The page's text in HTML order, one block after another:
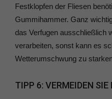
Festklopfen der Fliesen
Gummihammer. Ganz
das Verfugen ausschließlich
verarbeiten, sonst kann es
Wetterumschwung zu
TIPP 6: VERMEIDEN SIE